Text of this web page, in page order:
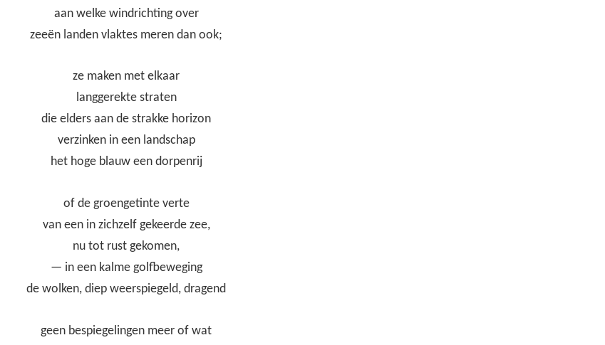
aan welke windrichting over
zeeën landen vlaktes meren dan ook;
ze maken met elkaar
langgerekte straten
die elders aan de strakke horizon
verzinken in een landschap
het hoge blauw een dorpenrij
of de groengetinte verte
van een in zichzelf gekeerde zee,
nu tot rust gekomen,
— in een kalme golfbeweging
de wolken, diep weerspiegeld, dragend
geen bespiegelingen meer of wat